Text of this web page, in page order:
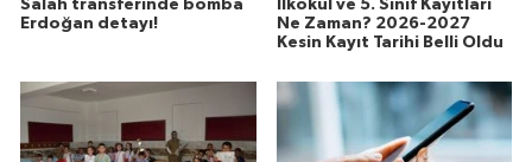
Salah transferinde bomba
Erdoğan detayı!
İlkokul ve 5. Sınıf Kayıtları
Ne Zaman? 2026-2027
Kesin Kayıt Tarihi Belli Oldu